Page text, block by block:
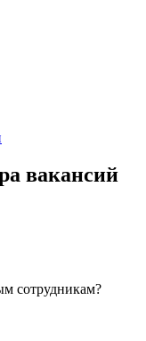
вакансий
сотрудникам?